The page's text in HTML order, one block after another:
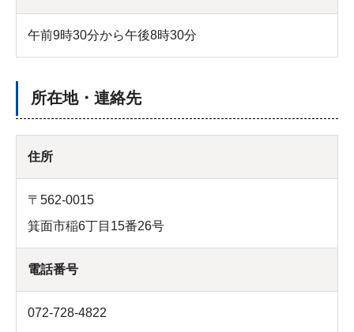
午前9時30分から午後8時30分
所在地・連絡先
住所
〒562-0015
箕面市稲6丁目15番26号
電話番号
072-728-4822